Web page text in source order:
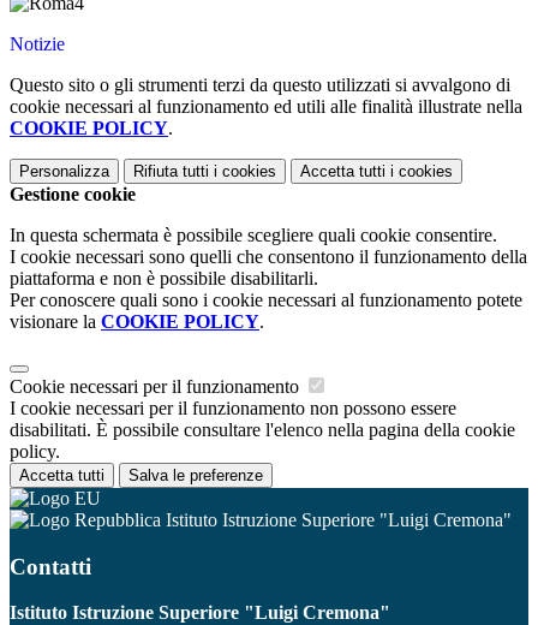
Notizie
Questo sito o gli strumenti terzi da questo utilizzati si avvalgono di
cookie necessari al funzionamento ed utili alle finalità illustrate nella
COOKIE POLICY.
Personalizza Rifiuta tutti i cookies Accetta tutti i cookies
Gestione cookie
In questa schermata è possibile scegliere quali cookie consentire.
I cookie necessari sono quelli che consentono il funzionamento della
piattaforma e non è possibile disabilitarli.
Per conoscere quali sono i cookie necessari al funzionamento potete
visionare la COOKIE POLICY.
Cookie necessari per il funzionamento
I cookie necessari per il funzionamento non possono essere
disabilitati. È possibile consultare l'elenco nella pagina della cookie
policy.
Accetta tutti Salva le preferenze
Istituto Istruzione Superiore "Luigi Cremona"
Contatti
Istituto Istruzione Superiore "Luigi Cremona"